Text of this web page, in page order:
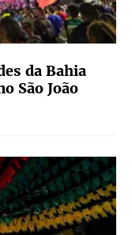
da Bahia
São João